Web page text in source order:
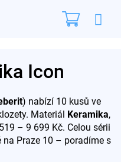
Icon
) nabízí 10 kusů ve
Materiál Keramika,
– 9 699 Kč. Celou sérii
na Praze 10 – poradíme s